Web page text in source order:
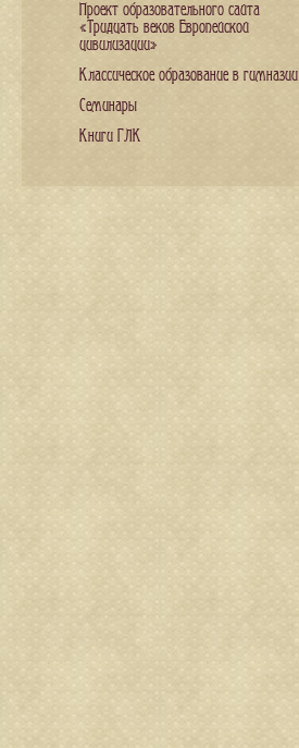
Проект образовательного сайта
«Тридцать веков Европейской
цивилизации»
Классическое образование в гимназии
Семинары
Книги ГЛК